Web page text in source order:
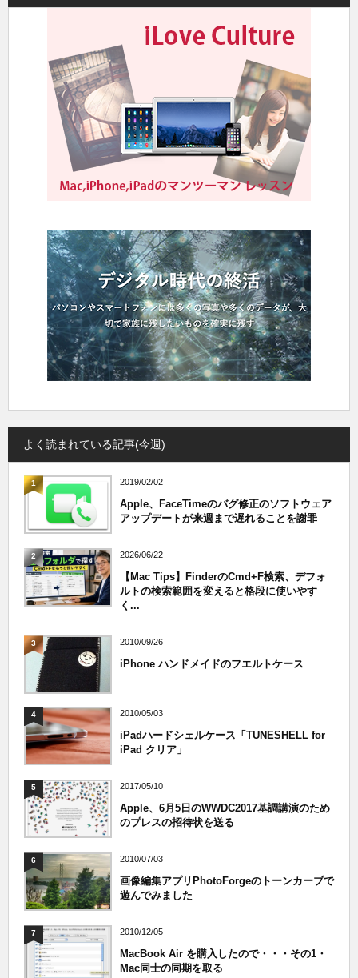
よく読まれている記事(今週)
1 2019/02/02
Apple、FaceTimeのバグ修正のソフトウェア
アップデートが来週まで遅れることを謝罪
2 2026/06/22
【Mac Tips】FinderのCmd+F検索、デフォ
ルトの検索範囲を変えると格段に使いやす
く...
3 2010/09/26
iPhone ハンドメイドのフエルトケース
4 2010/05/03
iPadハードシェルケース「TUNESHELL for
iPad クリア」
5 2017/05/10
Apple、6月5日のWWDC2017基調講演のため
のプレスの招待状を送る
6 2010/07/03
画像編集アプリPhotoForgeのトーンカーブで
遊んでみました
7 2010/12/05
MacBook Air を購入したので・・・その1・
Mac同士の同期を取る